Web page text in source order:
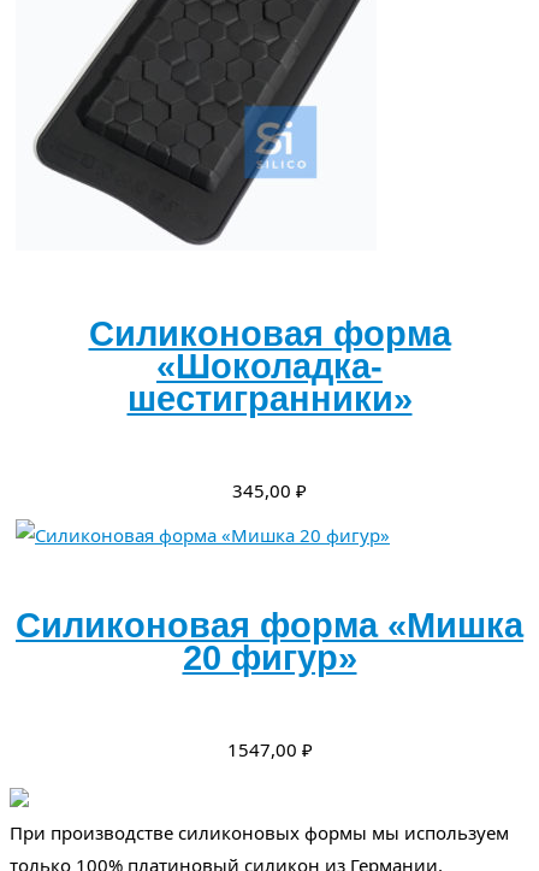
Силиконовая форма
«Шоколадка-
шестигранники»
345,00 ₽
Силиконовая форма «Мишка
20 фигур»
1547,00 ₽
При производстве силиконовых формы мы используем
только 100% платиновый силикон из Германии,